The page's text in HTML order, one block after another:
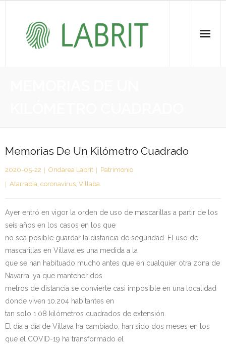
- KOI-aren kudeaketa | Gestión del PCI
- LABRIT
Vitagrama
Kontaktua | Contacto
Memorias De Un Kilómetro Cuadrado
2020-05-22 Ondarea Labrit
Patrimonio
Atarrabia, coronavirus, Villaba
Ayer entró en vigor la orden de uso de mascarillas a partir de los
seis años en los casos en los que
no sea posible guardar la distancia de seguridad. El uso de
mascarillas en Villava es una medida a la
que se han habituado mucho antes que en cualquier otra zona de
Navarra, ya que mantener dos
metros de distancia se convierte casi imposible en una localidad
donde viven 10.204 habitantes en
tan solo 1,08 kilómetros cuadrados de extensión.
El día a día de Villava ha cambiado, han sido dos meses en los
que el COVID-19 ha transformado el